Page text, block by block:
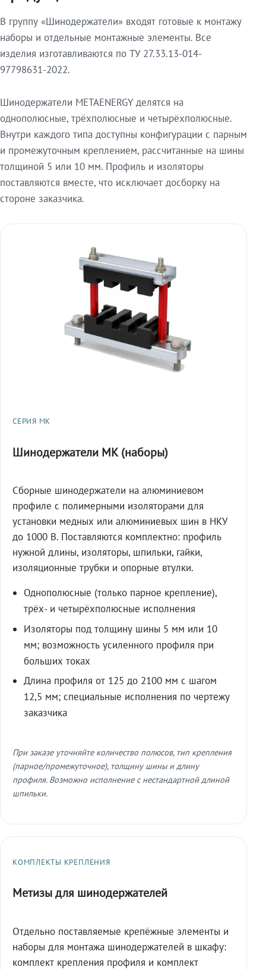
В группу «Шинодержатели» входят готовые к монтажу
наборы и отдельные монтажные элементы. Все
изделия изготавливаются по ТУ 27.33.13-014-
97798631-2022.
Шинодержатели METAENERGY делятся на
однополюсные, трёхполюсные и четырёхполюсные.
Внутри каждого типа доступны конфигурации с парным
и промежуточным креплением, рассчитанные на шины
толщиной 5 или 10 мм. Профиль и изоляторы
поставляются вместе, что исключает досборку на
стороне заказчика.
СЕРИЯ МК
Шинодержатели МК (наборы)
Сборные шинодержатели на алюминиевом
профиле с полимерными изоляторами для
установки медных или алюминиевых шин в НКУ
до 1000 В. Поставляются комплектно: профиль
нужной длины, изоляторы, шпильки, гайки,
изоляционные трубки и опорные втулки.
Однополюсные (только парное крепление),
трёх- и четырёхполюсные исполнения
Изоляторы под толщину шины 5 мм или 10
мм; возможность усиленного профиля при
больших токах
Длина профиля от 125 до 2100 мм с шагом
12,5 мм; специальные исполнения по чертежу
заказчика
При заказе уточняйте количество полюсов, тип крепления
(парное/промежуточное), толщину шины и длину
профиля. Возможно исполнение с нестандартной длиной
шпильки.
КОМПЛЕКТЫ КРЕПЛЕНИЯ
Метизы для шинодержателей
Отдельно поставляемые крепёжные элементы и
наборы для монтажа шинодержателей в шкафу:
комплект крепления профиля и комплект